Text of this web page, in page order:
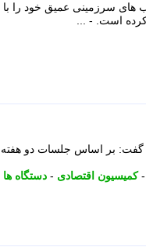
های سرزمینی عمیق خود را با
گفت: بر اساس جلسات دو هفته
-کمیسیون اقتصادی - دستگاه ها